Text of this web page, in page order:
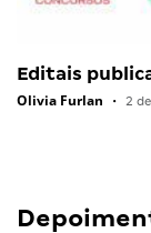
Editais
Olivia Furlan • 2